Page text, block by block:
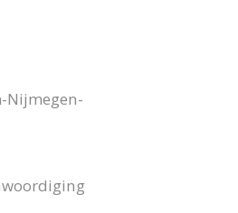
Nijmegen-